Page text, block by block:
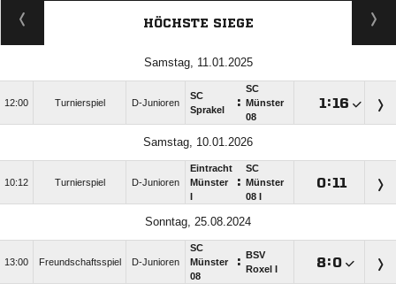
HÖCHSTE SIEGE
Samstag, 11.01.2025
12:00 Turnierspiel D-Junioren
SC
Sprakel
:
SC
Münster
08
:
Samstag, 10.01.2026
10:12 Turnierspiel D-Junioren
Eintracht
Münster
:
SC
Münster
08 I
:
Sonntag, 25.08.2024
13:00 Freundschaftsspiel D-Junioren
SC
Münster
08
:
BSV
Roxel I
: